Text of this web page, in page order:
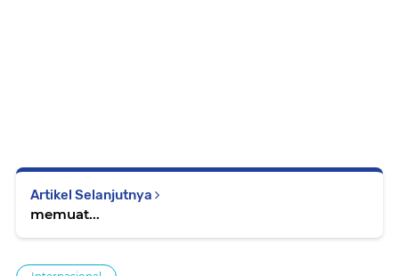
Artikel Selanjutnya
memuat...